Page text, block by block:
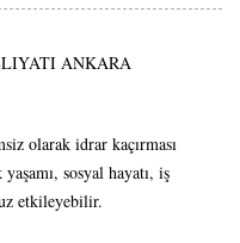
ANKARA
olarak idrar kaçırması
sosyal hayatı, iş
etkileyebilir.